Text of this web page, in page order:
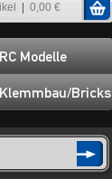
0,00 €
Modelle
Bricks